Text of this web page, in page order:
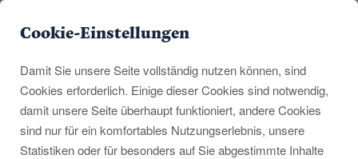
Willkommen bei Rummelpott
Unsere Homepage und unsere Touren sind zur Zeit noch im
Touren buchbar sind, findet ihr hier auch die vollständige Seite
wieder.
Cookie-Einstellungen
Damit Sie unsere Seite vollständig nutzen können, sind
Cookies erforderlich. Einige dieser Cookies sind notwendig,
damit unsere Seite überhaupt funktioniert, andere Cookies
sind nur für ein komfortables Nutzungserlebnis, unsere
Statistiken oder für besonders auf Sie abgestimmte Inhalte